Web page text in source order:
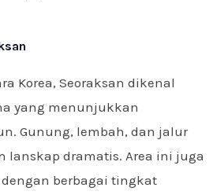
Korea, Seoraksan dikenal
yang menunjukkan
Gunung, lembah, dan jalur
lanskap dramatis. Area ini juga
berbagai tingkat